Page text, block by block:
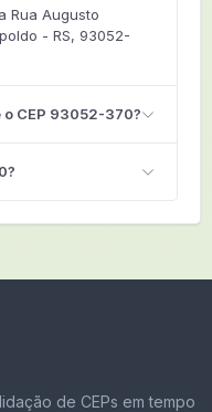
Rua Augusto
- RS, 93052-
CEP 93052-370?
de CEPs em tempo